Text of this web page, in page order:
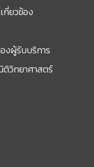
กี่ยวข้อง
งผู้รับบริการ
ติวิทยาศาสตร์